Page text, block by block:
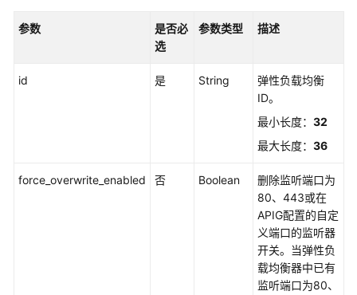
管
参数
是否必
选
参数类型 描述
id 是 String
弹性负载均衡
ID。
最小长度： 32
最大长度： 36
force_overwrite_enabled 否 Boolean
删除监听端口为
80、443或在
APIG配置的自定
义端口的监听器
开关。当弹性负
载均衡器中已有
监听端口为80、